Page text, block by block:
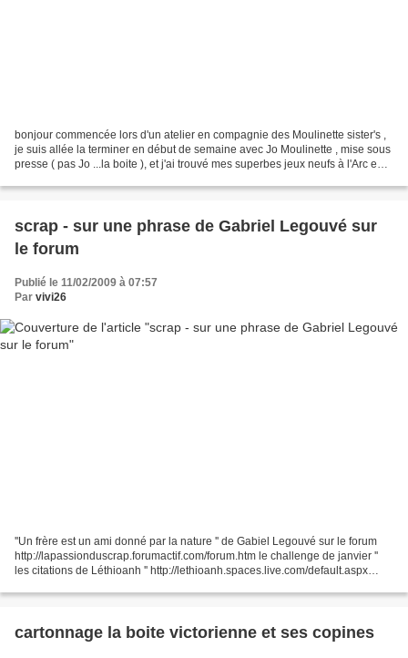
bonjour commencée lors d'un atelier en compagnie des Moulinette sister's ,
je suis allée la terminer en début de semaine avec Jo Moulinette , mise sous
presse ( pas Jo ...la boite ), et j'ai trouvé mes superbes jeux neufs à l'Arc en
scrap - sur une phrase de Gabriel Legouvé sur
le forum
Publié le 11/02/2009 à 07:57
Par vivi26
''Un frère est un ami donné par la nature '' de Gabiel Legouvé sur le forum
http://lapassionduscrap.forumactif.com/forum.htm le challenge de janvier ''
les citations de Léthioanh '' http://lethioanh.spaces.live.com/default.aspx
cartonnage la boite victorienne et ses copines